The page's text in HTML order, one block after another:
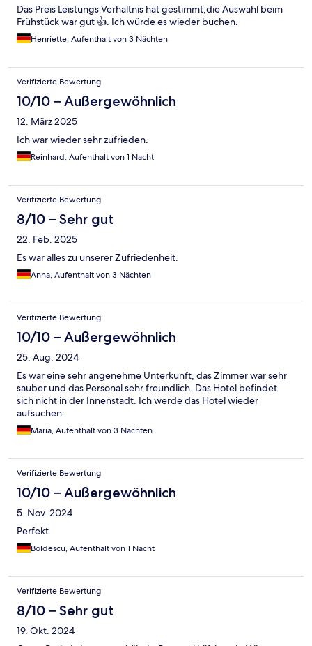
Das Preis Leistungs Verhältnis hat gestimmt,die Auswahl beim
Frühstück war gut 👍. Ich würde es wieder buchen.
Henriette, Aufenthalt von 3 Nächten
Verifizierte Bewertung
10/10 – Außergewöhnlich
12. März 2025
Ich war wieder sehr zufrieden.
Reinhard, Aufenthalt von 1 Nacht
Verifizierte Bewertung
8/10 – Sehr gut
22. Feb. 2025
Es war alles zu unserer Zufriedenheit.
Anna, Aufenthalt von 3 Nächten
Verifizierte Bewertung
10/10 – Außergewöhnlich
25. Aug. 2024
Es war eine sehr angenehme Unterkunft, das Zimmer war sehr
sauber und das Personal sehr freundlich. Das Hotel befindet
sich nicht in der Innenstadt. Ich werde das Hotel wieder
aufsuchen.
Maria, Aufenthalt von 3 Nächten
Verifizierte Bewertung
10/10 – Außergewöhnlich
5. Nov. 2024
Perfekt
Boldescu, Aufenthalt von 1 Nacht
Verifizierte Bewertung
8/10 – Sehr gut
19. Okt. 2024